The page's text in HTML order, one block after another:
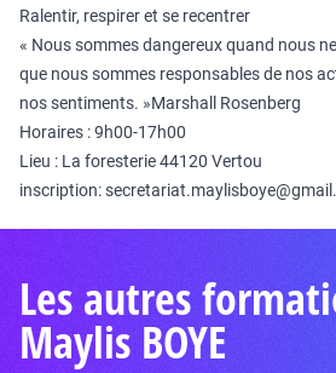
Ralentir, respirer et se recentrer
« Nous sommes dangereux quand nous
que nous sommes responsables de nos
nos sentiments. »Marshall Rosenberg
Horaires : 9h00-17h00
Lieu : La foresterie 44120 Vertou
inscription:
Les autres
Maylis BOYE